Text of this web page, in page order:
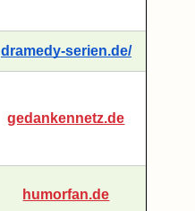
dramedy-serien.de/
gedankennetz.de
humorfan.de